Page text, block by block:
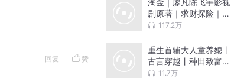
回复 赞
剧原著｜求财探险｜悬
疑有声剧
117.2万
重生首辅大人童养媳丨
古言穿越丨种田致富丨
女强逆袭
11.7万